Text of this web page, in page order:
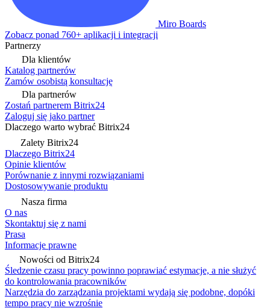
Miro Boards
Zobacz ponad 760+ aplikacji i integracji
Partnerzy
Dla klientów
Katalog partnerów
Zamów osobistą konsultację
Dla partnerów
Zostań partnerem Bitrix24
Zaloguj się jako partner
Dlaczego warto wybrać Bitrix24
Zalety Bitrix24
Dlaczego Bitrix24
Opinie klientów
Porównanie z innymi rozwiązaniami
Dostosowywanie produktu
Nasza firma
O nas
Skontaktuj się z nami
Prasa
Informacje prawne
Nowości od Bitrix24
Śledzenie czasu pracy powinno poprawiać estymacje, a nie służyć
do kontrolowania pracowników
Narzędzia do zarządzania projektami wydają się podobne, dopóki
tempo pracy nie wzrośnie